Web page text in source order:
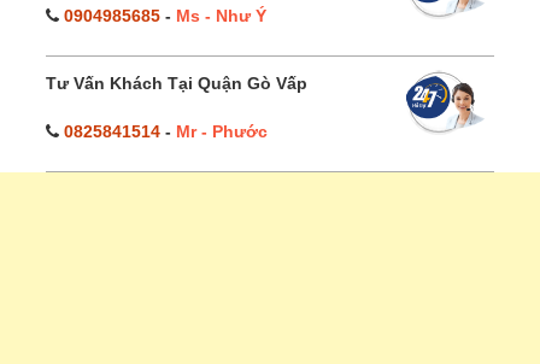
0904985685 - Ms - Như Ý
Tư Vấn Khách Tại Quận Gò Vấp
0825841514 - Mr - Phước